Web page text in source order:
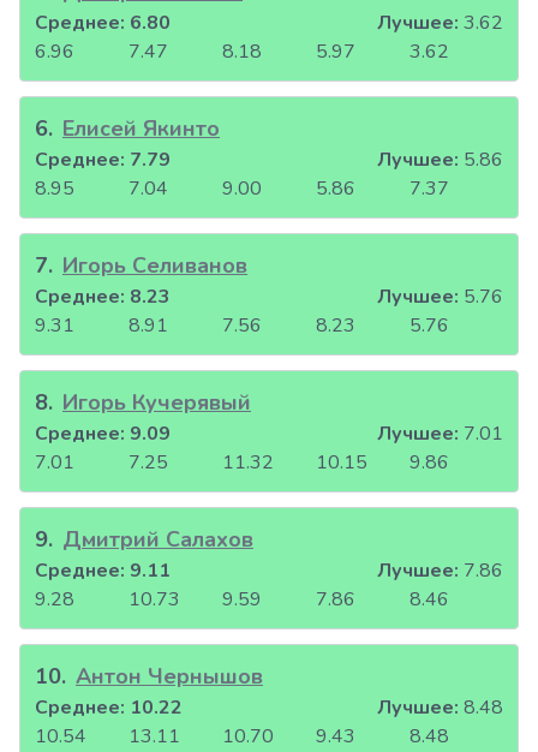
6.96 7.47 8.18 5.97 3.62
Среднее: 6.80 Лучшее: 3.62
6. Елисей Якинто
8.95 7.04 9.00 5.86 7.37
Среднее: 7.79 Лучшее: 5.86
7. Игорь Селиванов
9.31 8.91 7.56 8.23 5.76
Среднее: 8.23 Лучшее: 5.76
8. Игорь Кучерявый
7.01 7.25 11.32 10.15 9.86
Среднее: 9.09 Лучшее: 7.01
9. Дмитрий Салахов
9.28 10.73 9.59 7.86 8.46
Среднее: 9.11 Лучшее: 7.86
10. Антон Чернышов
10.54 13.11 10.70 9.43 8.48
Среднее: 10.22 Лучшее: 8.48